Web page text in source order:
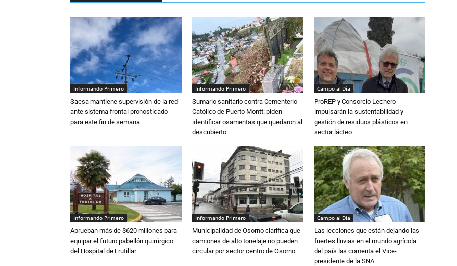
Informando Primero
Saesa mantiene supervisión de la red
ante sistema frontal pronosticado
para este fin de semana
Informando Primero
Sumario sanitario contra Cementerio
Católico de Puerto Montt: piden
identificar osamentas que quedaron al
descubierto
Campo al Día
ProREP y Consorcio Lechero
impulsarán la sustentabilidad y
gestión de residuos plásticos en
sector lácteo
Informando Primero
Aprueban más de $620 millones para
equipar el futuro pabellón quirúrgico
del Hospital de Frutillar
Informando Primero
Municipalidad de Osorno clarifica que
camiones de alto tonelaje no pueden
circular por sector centro de Osorno
Campo al Día
Las lecciones que están dejando las
fuertes lluvias en el mundo agrícola
del país las comenta el Vice-
presidente de la SNA